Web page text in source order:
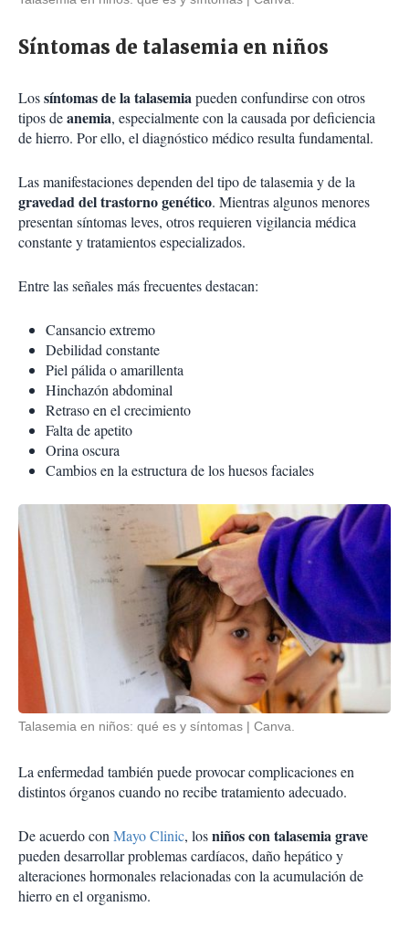
Síntomas de talasemia en niños
Lossíntomas de la talasemiapueden confundirse con otros
tipos deanemia, especialmente con la causada por deficiencia
de hierro. Por ello, el diagnóstico médico resulta fundamental.
Las manifestaciones dependen del tipo de talasemia y de la
gravedad del trastorno genético. Mientras algunos menores
presentan síntomas leves, otros requieren vigilancia médica
constante y tratamientos especializados.
Entre las señales más frecuentes destacan:
Cansancio extremo
Debilidad constante
Piel pálida o amarillenta
Hinchazón abdominal
Retraso en el crecimiento
Falta de apetito
Orina oscura
Cambios en la estructura de los huesos faciales
Talasemia en niños: qué es y síntomas Canva.
La enfermedad también puede provocar complicaciones en
distintos órganos cuando no recibe tratamiento adecuado.
De acuerdo conMayo Clinic, losniños con talasemia grave
pueden desarrollar problemas cardíacos, daño hepático y
alteraciones hormonales relacionadas con la acumulación de
hierro en el organismo.